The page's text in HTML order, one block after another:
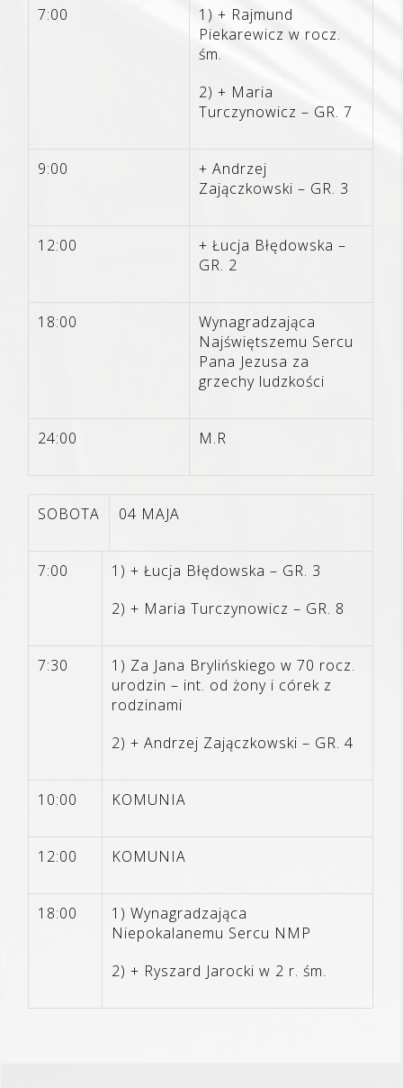
7:00
1) + Rajmund
Piekarewicz w rocz.
śm.
2) + Maria
Turczynowicz – GR. 7
9:00
+ Andrzej
Zajączkowski – GR. 3
12:00
+ Łucja Błędowska –
GR. 2
18:00
Wynagradzająca
Najświętszemu Sercu
Pana Jezusa za
grzechy ludzkości
24:00 M.R
SOBOTA 04 MAJA
7:00
1) + Łucja Błędowska – GR. 3
2) + Maria Turczynowicz – GR. 8
7:30
1) Za Jana Brylińskiego w 70 rocz.
urodzin – int. od żony i córek z
rodzinami
2) + Andrzej Zajączkowski – GR. 4
10:00 KOMUNIA
12:00 KOMUNIA
18:00
1) Wynagradzająca
Niepokalanemu Sercu NMP
2) + Ryszard Jarocki w 2 r. śm.